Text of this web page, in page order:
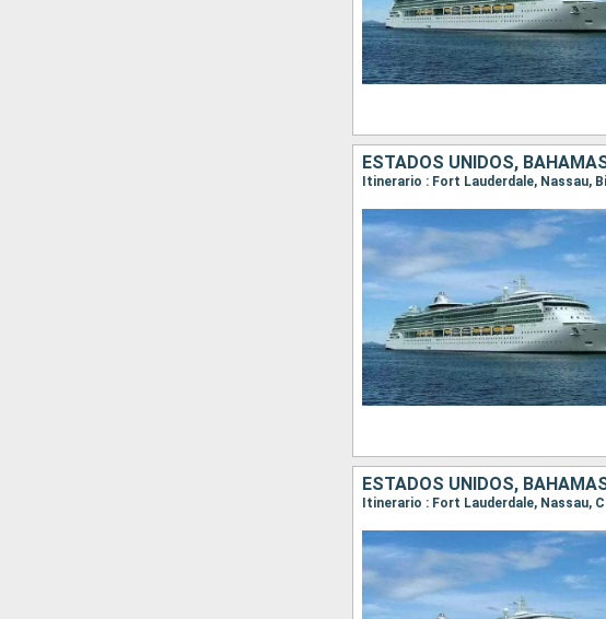
ESTADOS UNIDOS,
Itinerario : Fort Lauderdale, Nassau,
ESTADOS UNIDOS,
Itinerario : Fort Lauderdale, Nassau,